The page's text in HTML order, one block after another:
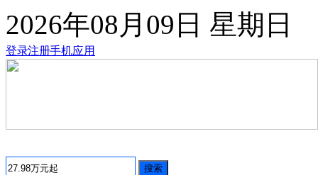
2026年08月09日 星期日
登录注册手机应用
搜索